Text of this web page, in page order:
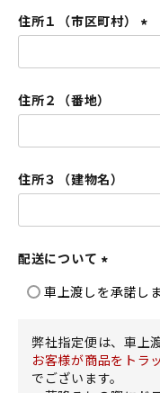
)
住所１（市区町村）
必
住所２（番地）
住所３（建物名）
配送について
(
)
車上渡しを承諾し
弊社指定便は、車上
お客様が商品をトラ
でございます。